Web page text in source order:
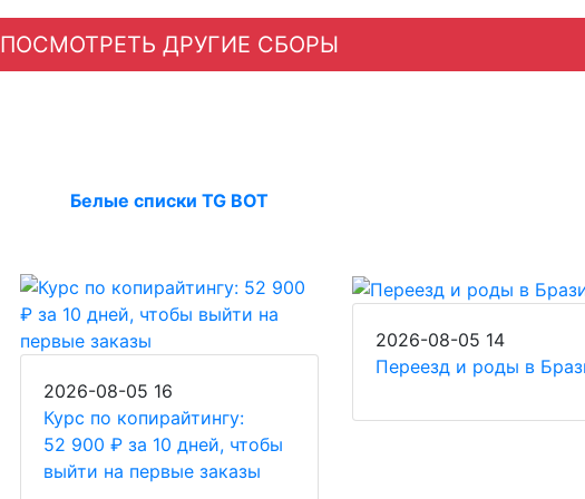
ПОСМОТРЕТЬ ДРУГИЕ СБОРЫ
Белые списки TG BOT
2026-08-05 16
Курс по копирайтингу:
52 900 ₽ за 10 дней, чтобы
выйти на первые заказы
2026-08-05 14
Переезд и роды в